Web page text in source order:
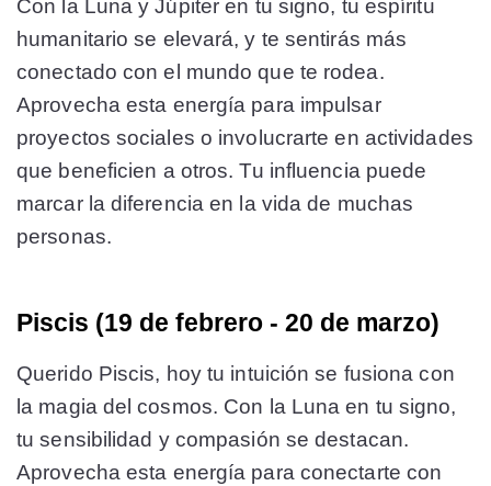
Con la Luna y Júpiter en tu signo, tu espíritu
humanitario se elevará, y te sentirás más
conectado con el mundo que te rodea.
Aprovecha esta energía para impulsar
proyectos sociales o involucrarte en actividades
que beneficien a otros. Tu influencia puede
marcar la diferencia en la vida de muchas
personas.
Piscis (19 de febrero - 20 de marzo)
Querido Piscis, hoy tu intuición se fusiona con
la magia del cosmos. Con la Luna en tu signo,
tu sensibilidad y compasión se destacan.
Aprovecha esta energía para conectarte con